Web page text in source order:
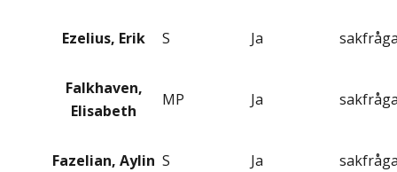
Ezelius, Erik S Ja
Falkhaven,
Elisabeth
MP Ja
Fazelian, Aylin S Ja